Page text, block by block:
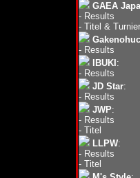
GAEA
- Results
- Titel &
- Results
IBUKI :
- Results
JD Star:
- Results
JWP:
- Results
- Titel
LLPW:
- Results
- Titel